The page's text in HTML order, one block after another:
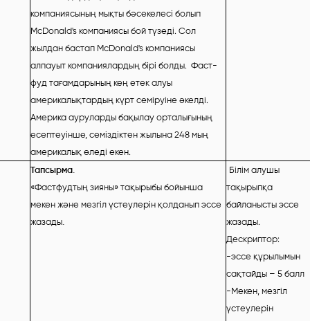
компаниясының мықты бәсекелесі болып
McDonald's компаниясы бой түзеді. Сол
жылдан бастап McDonald's компаниясы
алпауыт компаниялардың бірі болды. Фаст-
фуд тағамдарының кең етек алуы
америкалықтардың күрт семіруіне әкелді.
Америка ауруларды бақылау орталығының
есептеуінше, семіздіктен жылына 248 мың
америкалық өледі екен.
Тапсырма.
«Фастфудтың зияны» тақырыбы бойынша
мекен және мезгіл үстеулерін қолданып эссе
жазады.
Білім алушы
тақырыпқа
байланысты эссе
жазады.
Дескриптор:
-эссе құрылымын
сақтайды – 5 балл
-Мекен, мезгіл
үстеулерін